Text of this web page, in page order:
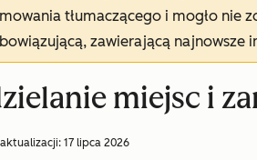
tłumaczącego i mogło nie
zawierającą najnowsze
miejsc i
17 lipca 2026